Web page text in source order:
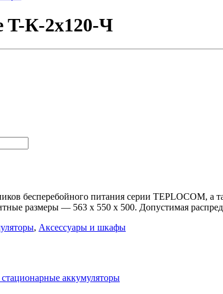
T-К-2х120-Ч
бесперебойного питания серии TEPLOCOM,
размеры — 563 х 550 х 500. Допустимая
, Аксессуары и шкафы
аккумуляторы